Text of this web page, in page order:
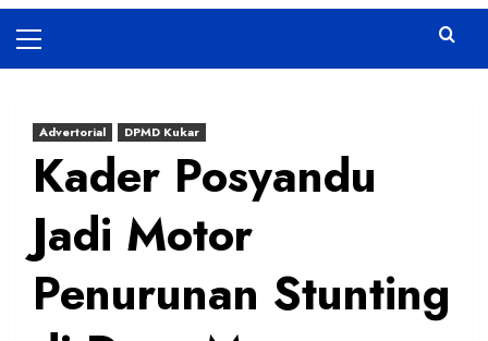
Menu
Advertorial DPMD Kukar
Kader Posyandu
Jadi Motor
Penurunan Stunting